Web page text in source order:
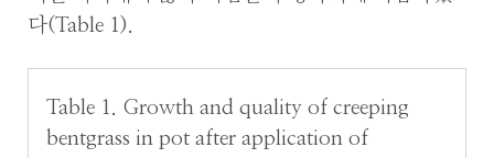
다(Table 1).
Table 1. Growth and quality of creeping
bentgrass in pot after application of